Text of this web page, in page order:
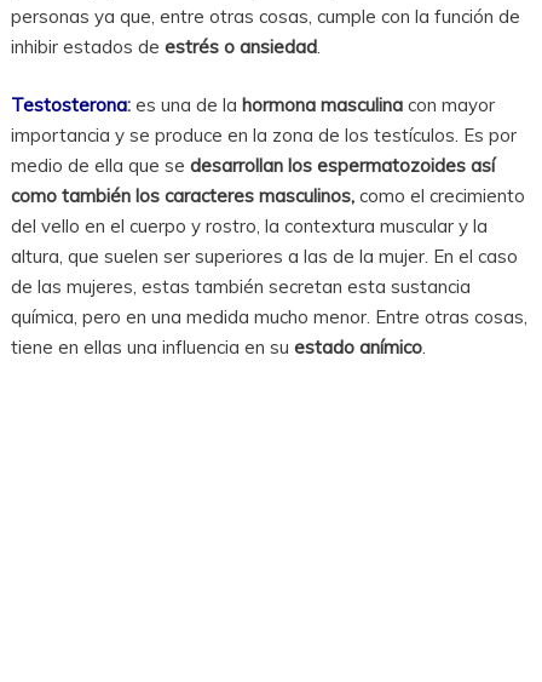
personas ya que, entre otras cosas, cumple con la función de
inhibir estados de estrés o ansiedad.
Testosterona:es una de la hormona masculinacon mayor
importancia y se produce en la zona de los testículos. Es por
medio de ella que se desarrollan los espermatozoides así
como también los caracteres masculinos,como el crecimiento
del vello en el cuerpo y rostro, la contextura muscular y la
altura, que suelen ser superiores a las de la mujer. En el caso
de las mujeres, estas también secretan esta sustancia
química, pero en una medida mucho menor. Entre otras cosas,
tiene en ellas una influencia en su estado anímico.